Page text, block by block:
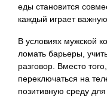
еды становится
каждый играет
В условиях мужской
ломать барьеры,
разговор. Вместо
переключаться на
позитивную среду